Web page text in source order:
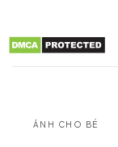
ẢNH CHO BÉ